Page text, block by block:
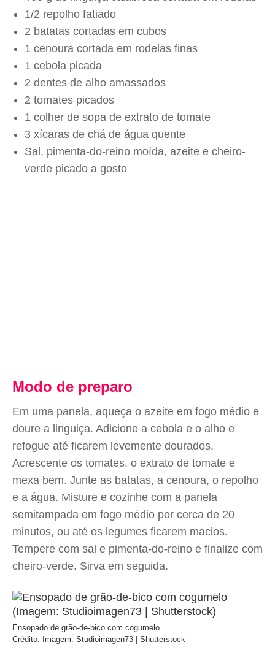
1/2 repolho fatiado
2 batatas cortadas em cubos
1 cenoura cortada em rodelas finas
1 cebola picada
2 dentes de alho amassados
2 tomates picados
1 colher de sopa de extrato de tomate
3 xícaras de chá de água quente
Sal, pimenta-do-reino moída, azeite e cheiro-
verde picado a gosto
Modo de preparo
Em uma panela, aqueça o azeite em fogo médio e
doure a linguiça. Adicione a cebola e o alho e
refogue até ficarem levemente dourados.
Acrescente os tomates, o extrato de tomate e
mexa bem. Junte as batatas, a cenoura, o repolho
e a água. Misture e cozinhe com a panela
semitampada em fogo médio por cerca de 20
minutos, ou até os legumes ficarem macios.
Tempere com sal e pimenta-do-reino e finalize com
cheiro-verde. Sirva em seguida.
Ensopado de grão-de-bico com cogumelo
Crédito: Imagem: Studioimagen73 | Shutterstock